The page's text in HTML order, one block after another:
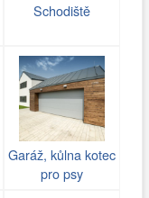
Schodiště
Garáž, kůlna kotec
pro psy